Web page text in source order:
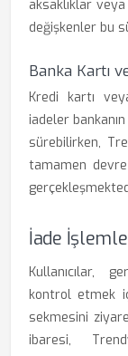
aksaklıklar
değişkenler bu
Banka Kartı
Kredi kartı
iadeler
sürebilirken,
tamamen
İade
Kullanıcılar,
kontrol etmek
sekmesini
ibaresi,